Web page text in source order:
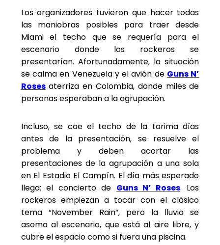
Los organizadores tuvieron que hacer todas
las maniobras posibles para traer desde
Miami el techo que se requería para el
escenario donde los rockeros se
presentarían. Afortunadamente, la situación
se calma en Venezuela y el avión de Guns N’
Rosesaterriza en Colombia, donde miles de
personas esperaban a la agrupación.
Incluso, se cae el techo de la tarima días
antes de la presentación, se resuelve el
problema y deben acortar las
presentaciones de la agrupación a una sola
en El Estadio El Campín. El día más esperado
llega: el concierto de Guns N’ Roses. Los
rockeros empiezan a tocar con el clásico
tema “November Rain”, pero la lluvia se
asoma al escenario, que está al aire libre, y
cubre el espacio como si fuera una piscina.